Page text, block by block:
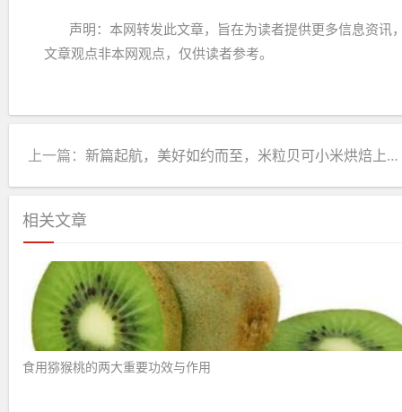
声明：本网转发此文章，旨在为读者提供更多信息资
文章观点非本网观点，仅供读者参考。
上一篇： 新篇起航，美好如约而至，米粒贝可小米烘焙上海店开业啦！
相关文章
食用猕猴桃的两大重要功效与作用 ​